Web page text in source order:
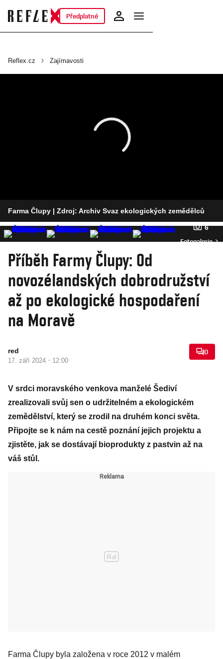
Předplatné
Reflex.cz Zajímavosti
Farma Člupy | Zdroj: Archiv Svaz ekologických zemědělců
6
Fotogalerie
Příběh Farmy Člupy: Od
novozélandských dobrodružství
až po ekologické hospodaření
na Moravě
red
17. září 2024 · 12:00
0
V srdci moravského venkova manželé Šediví
zrealizovali svůj sen o udržitelném a ekologickém
zemědělství, který se zrodil na druhém konci světa.
Připojte se k nám na cestě poznání jejich projektu a
zjistěte, jak se dostávají bioprodukty z pastvin až na
váš stůl.
Farma Člupy byla založena v roce 2012 v malém